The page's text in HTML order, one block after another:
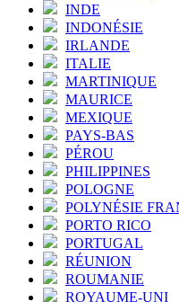
INDE
INDONÉSIE
IRLANDE
ITALIE
MARTINIQUE
MAURICE
MEXIQUE
PAYS-BAS
PÉROU
PHILIPPINES
POLOGNE
POLYNÉSIE
PORTO RICO
PORTUGAL
RÉUNION
ROUMANIE
ROYAUME-UNI